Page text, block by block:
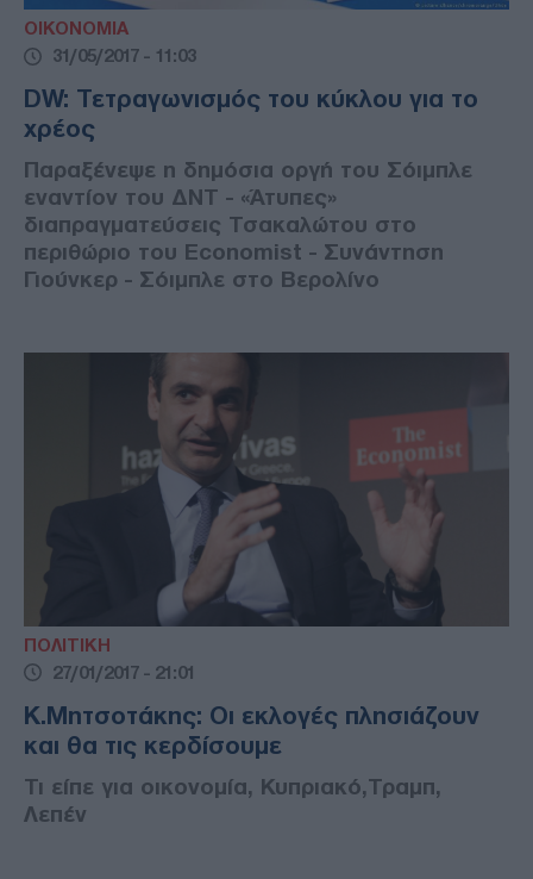
ΟΙΚΟΝΟΜΙΑ
31/05/2017 - 11:03
DW: Τετραγωνισμός του κύκλου για το
χρέος
Παραξένεψε η δημόσια οργή του Σόιμπλε
εναντίον του ΔΝΤ - «Άτυπες»
διαπραγματεύσεις Τσακαλώτου στο
περιθώριο του Economist - Συνάντηση
Γιούνκερ - Σόιμπλε στο Βερολίνο
ΠΟΛΙΤΙΚΗ
27/01/2017 - 21:01
Κ.Μητσοτάκης: Οι εκλογές πλησιάζουν
και θα τις κερδίσουμε
Τι είπε για οικονομία, Κυπριακό,Τραμπ,
Λεπέν